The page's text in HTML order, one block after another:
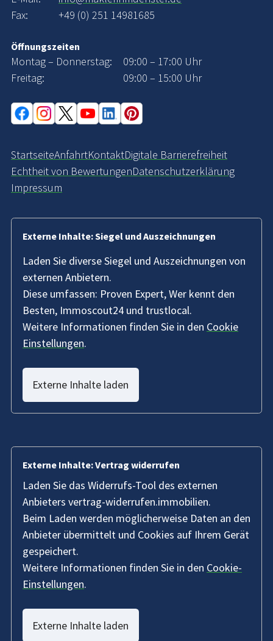
Fax:
+49 (0) 251 14981685
Öffnungszeiten
Montag – Donnerstag:
09:00 – 17:00 Uhr
Freitag:
09:00 – 15:00 Uhr
StartseiteAnfahrtKontaktDigitale Barrierefreiheit
Echtheit von BewertungenDatenschutzerklärung
Impressum
Externe Inhalte: Siegel und Auszeichnungen
Laden Sie diverse Siegel und Auszeichnungen von
externen Anbietern.
Diese umfassen: Proven Expert, Wer kennt den
Besten, Immoscout24 und trustlocal.
Weitere Informationen finden Sie in den Cookie
Einstellungen.
Externe Inhalte laden
Externe Inhalte: Vertrag widerrufen
Laden Sie das Widerrufs-Tool des externen
Anbieters vertrag-widerrufen.immobilien.
Beim Laden werden möglicherweise Daten an den
Anbieter übermittelt und Cookies auf Ihrem Gerät
gespeichert.
Weitere Informationen finden Sie in den Cookie-
Einstellungen.
Externe Inhalte laden